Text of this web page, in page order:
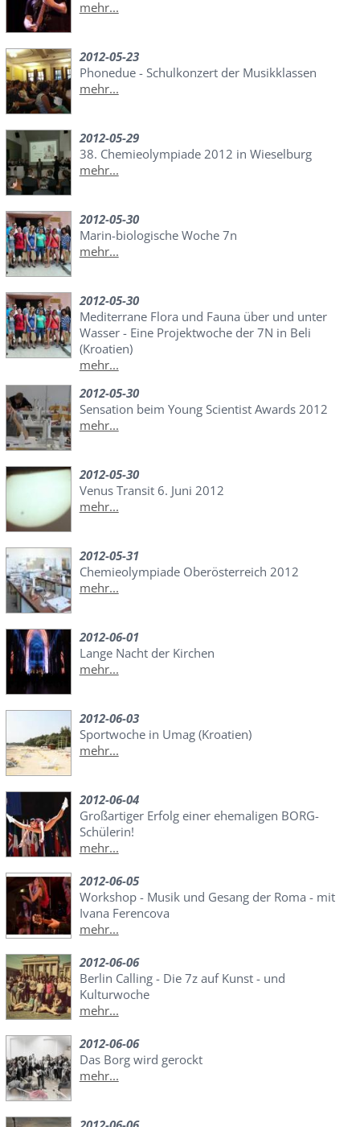
mehr...
2012-05-23
Phonedue - Schulkonzert der Musikklassen
mehr...
2012-05-29
38. Chemieolympiade 2012 in Wieselburg
mehr...
2012-05-30
Marin-biologische Woche 7n
mehr...
2012-05-30
Mediterrane Flora und Fauna über und unter
Wasser - Eine Projektwoche der 7N in Beli
(Kroatien)
mehr...
2012-05-30
Sensation beim Young Scientist Awards 2012
mehr...
2012-05-30
Venus Transit 6. Juni 2012
mehr...
2012-05-31
Chemieolympiade Oberösterreich 2012
mehr...
2012-06-01
Lange Nacht der Kirchen
mehr...
2012-06-03
Sportwoche in Umag (Kroatien)
mehr...
2012-06-04
Großartiger Erfolg einer ehemaligen BORG-
Schülerin!
mehr...
2012-06-05
Workshop - Musik und Gesang der Roma - mit
Ivana Ferencova
mehr...
2012-06-06
Berlin Calling - Die 7z auf Kunst - und
Kulturwoche
mehr...
2012-06-06
Das Borg wird gerockt
mehr...